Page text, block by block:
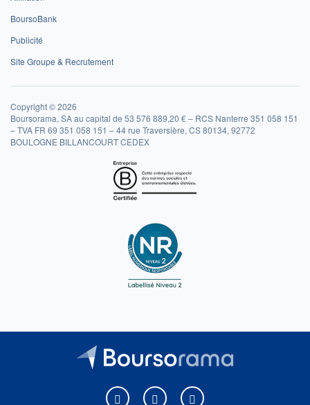
BoursoBank
Publicité
Site Groupe & Recrutement
Copyright © 2026
Boursorama, SA au capital de 53 576 889,20 € – RCS Nanterre 351 058 151
– TVA FR 69 351 058 151 – 44 rue Traversière, CS 80134, 92772
BOULOGNE BILLANCOURT CEDEX
Boursorama sur Facebook
Boursorama sur XBoursorama sur